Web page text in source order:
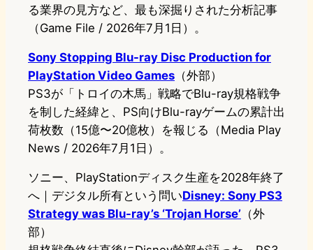
る業界の見方など、最も深掘りされた分析記事
（Game File / 2026年7月1日）。
Sony Stopping Blu-ray Disc Production for
PlayStation Video Games （外部）
PS3が「トロイの木馬」戦略でBlu-ray規格戦争
を制した経緯と、PS向けBlu-rayゲームの累計出
荷枚数（15億〜20億枚）を報じる（Media Play
News / 2026年7月1日）。
ソニー、PlayStationディスク生産を2028年終了
へ｜デジタル所有という問いDisney: Sony PS3
Strategy was Blu-ray’s ‘Trojan Horse’ （外
部）